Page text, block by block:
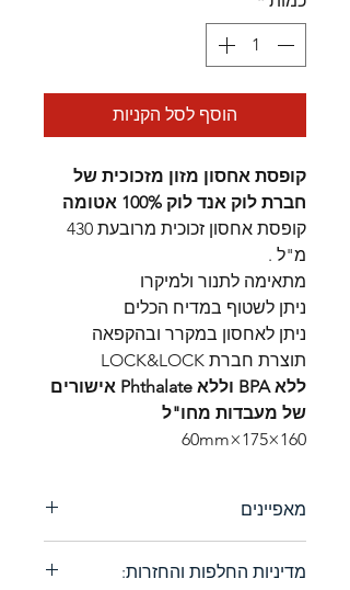
הוסף לסל הקניות
קופסת אחסון מזון מזכוכית של
חברת לוק אנד לוק 100% אטומה
קופסת אחסון זכוכית מרובעת 430
מ"ל .
מתאימה לתנור ולמיקרו
ניתן לשטוף במדיח הכלים
ניתן לאחסון במקרר ובהקפאה
תוצרת חברת LOCK&LOCK
ללא BPA וללא Phthalate אישורים
של מעבדות מחו"ל
160×175×60mm
מאפיינים
של חברת לוק & לוק עשויים
מדיניות החלפות והחזרות: